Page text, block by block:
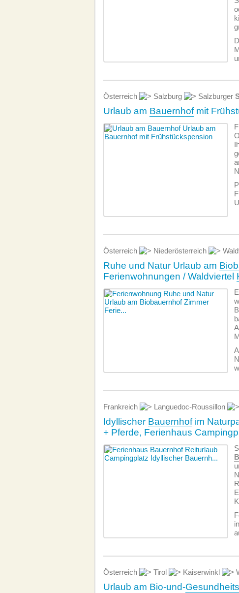
Österreich Salzburg Salzburger
Urlaub am Bauernhofmit
Österreich Niederösterreich
Ruhe und Natur Urlaub am
Ferienwohnungen / Waldviertel
Frankreich Languedoc-Roussillon
Idyllischer Bauernhofim
+ Pferde, Ferienhaus
Österreich Tirol Kaiserwinkl
Urlaub am Bio-und-